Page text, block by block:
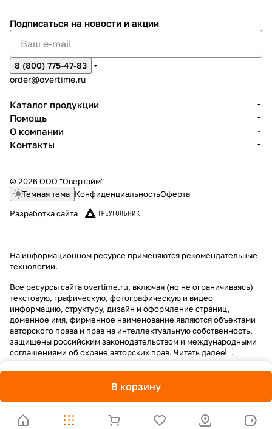
В корзину
Подписаться на новости и акции
8 (800) 775-47-83
order@overtime.ru
Каталог продукции
Помощь
О компании
Контакты
© 2026 ООО "Овертайм"
Темная тема КонфиденциальностьОферта
Разработка сайта
На информационном ресурсе применяются рекомендательные
технологии.
Все ресурсы сайта overtime.ru, включая (но не ограничиваясь)
текстовую, графическую, фотографическую и видео
информацию, структуру, дизайн и оформление страниц,
доменное имя, фирменное наименование являются объектами
авторского права и прав на интеллектуальную собственность,
защищены российским законодательством и международными
соглашениями об охране авторских прав. Читать далее